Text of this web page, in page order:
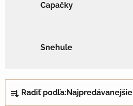
Capačky
Snehule
Radenie produktov
Radiť podľa: Najpredávanejšie